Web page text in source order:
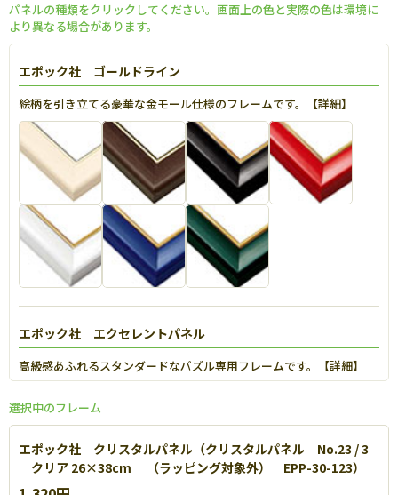
パネルの種類をクリックしてください。画面上の色と実際の色は環境に
より異なる場合があります。
エポック社 ゴールドライン
絵柄を引き立てる豪華な金モール仕様のフレームです。【詳細】
エポック社 エクセレントパネル
高級感あふれるスタンダードなパズル専用フレームです。【詳細】
選択中のフレーム
エポック社 クリスタルパネル（クリスタルパネル No.23 / 3
クリア 26×38cm （ラッピング対象外） EPP-30-123）